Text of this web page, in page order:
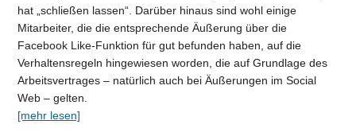
hat „schließen lassen“. Darüber hinaus sind wohl einige
Mitarbeiter, die die entsprechende Äußerung über die
Facebook Like-Funktion für gut befunden haben, auf die
Verhaltensregeln hingewiesen worden, die auf Grundlage des
Arbeitsvertrages – natürlich auch bei Äußerungen im Social
Web – gelten.
[mehr lesen]